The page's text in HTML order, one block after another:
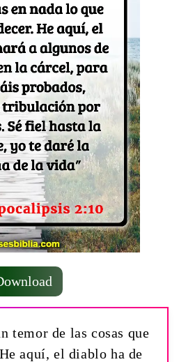
temor de las cosas que
aquí, el diablo ha de